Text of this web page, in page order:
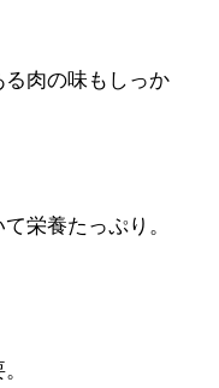
肉の味もしっか
栄養たっぷり。